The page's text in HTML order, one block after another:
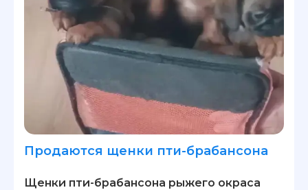
Продаются щенки пти-брабансона
Щенки пти-брабансона рыжего окраса